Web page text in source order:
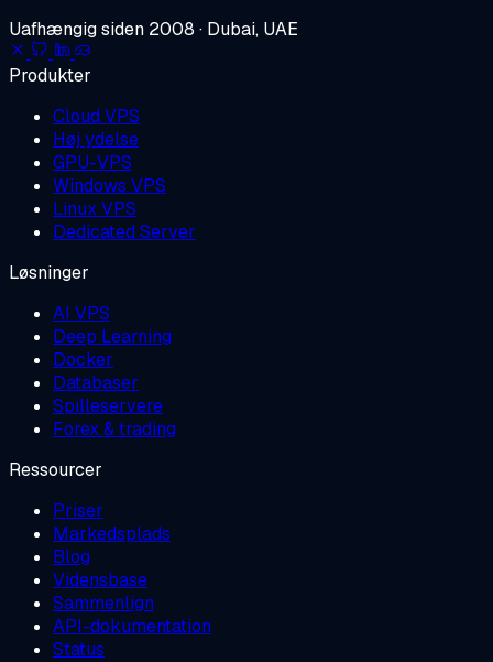
Uafhængig siden 2008 · Dubai, UAE
Produkter
Cloud VPS
Høj ydelse
GPU-VPS
Windows VPS
Linux VPS
Dedicated Server
Løsninger
AI VPS
Deep Learning
Docker
Databaser
Spilleservere
Forex & trading
Ressourcer
Priser
Markedsplads
Blog
Vidensbase
Sammenlign
API-dokumentation
Status